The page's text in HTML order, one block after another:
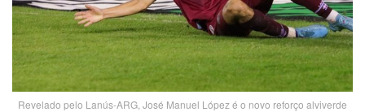
Revelado pelo Lanús-ARG, José Manuel López é o novo reforço alviverde